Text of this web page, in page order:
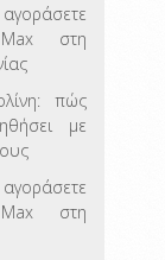
Max στη
πώς
με
Max στη